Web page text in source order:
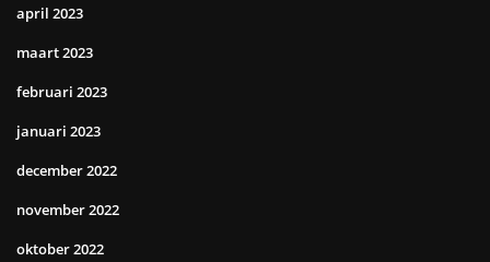
april 2023
maart 2023
februari 2023
januari 2023
december 2022
november 2022
oktober 2022